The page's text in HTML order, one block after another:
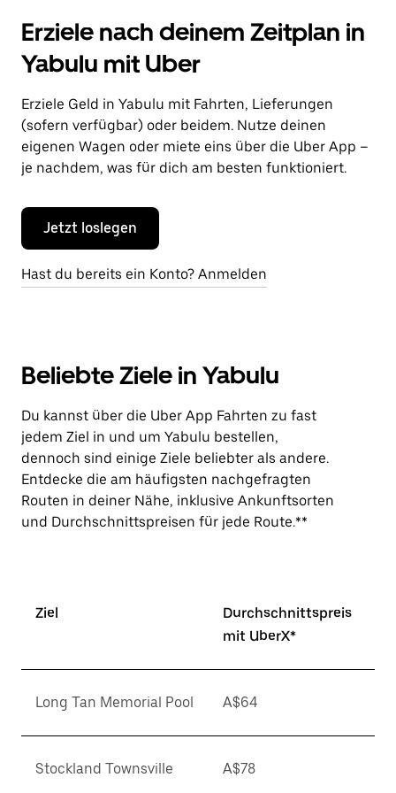
Erziele nach deinem Zeitplan in
Yabulu mit Uber
Erziele Geld in Yabulu mit Fahrten, Lieferungen
(sofern verfügbar) oder beidem. Nutze deinen
eigenen Wagen oder miete eins über die Uber App –
je nachdem, was für dich am besten funktioniert.
Jetzt loslegen
Hast du bereits ein Konto? Anmelden
Beliebte Ziele in Yabulu
Du kannst über die Uber App Fahrten zu fast
jedem Ziel in und um Yabulu bestellen,
dennoch sind einige Ziele beliebter als andere.
Entdecke die am häufigsten nachgefragten
Routen in deiner Nähe, inklusive Ankunftsorten
und Durchschnittspreisen für jede Route.**
Ziel
Durchschnittspreis
mit UberX*
Long Tan Memorial Pool A$64
Stockland Townsville A$78